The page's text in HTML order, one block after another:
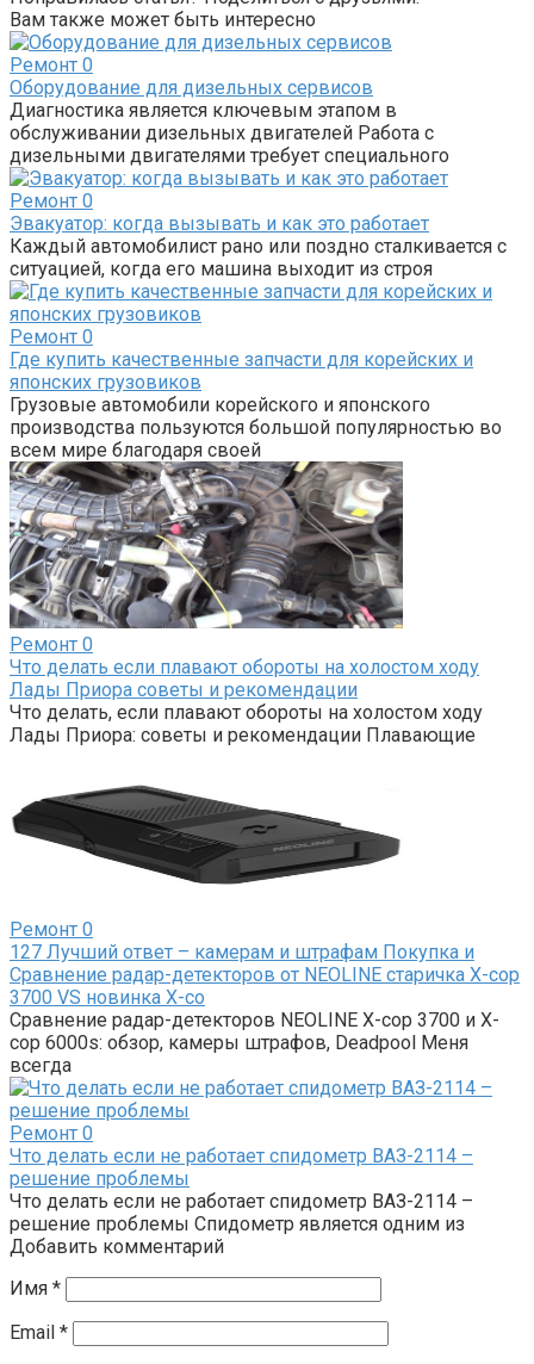
Вам также может быть интересно
Ремонт 0
Оборудование для дизельных сервисов
Диагностика является ключевым этапом в
обслуживании дизельных двигателей Работа с
дизельными двигателями требует специального
Ремонт 0
Эвакуатор: когда вызывать и как это работает
Каждый автомобилист рано или поздно сталкивается с
ситуацией, когда его машина выходит из строя
Ремонт 0
Где купить качественные запчасти для корейских и
японских грузовиков
Грузовые автомобили корейского и японского
производства пользуются большой популярностью во
всем мире благодаря своей
Ремонт 0
Что делать если плавают обороты на холостом ходу
Лады Приора советы и рекомендации
Что делать, если плавают обороты на холостом ходу
Лады Приора: советы и рекомендации Плавающие
Ремонт 0
127 Лучший ответ – камерам и штрафам Покупка и
Сравнение радар-детекторов от NEOLINE старичка X-cop
3700 VS новинка X-co
Сравнение радар-детекторов NEOLINE X-cop 3700 и X-
cop 6000s: обзор, камеры штрафов, Deadpool Меня
всегда
Ремонт 0
Что делать если не работает спидометр ВАЗ-2114 –
решение проблемы
Что делать если не работает спидометр ВАЗ-2114 –
решение проблемы Спидометр является одним из
Добавить комментарий
Имя *
Email *